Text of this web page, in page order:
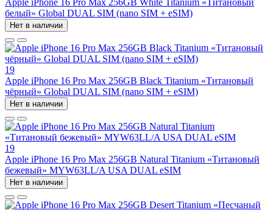
белый» Global DUAL SIM (nano SIM + eSIM)
Нет в наличии
19
Apple iPhone 16 Pro Max 256GB Black Titanium «Титановый
чёрный» Global DUAL SIM (nano SIM + eSIM)
Нет в наличии
19
Apple iPhone 16 Pro Max 256GB Natural Titanium «Tитановый
бежевый» MYW63LL/A USA DUAL eSIM
Нет в наличии